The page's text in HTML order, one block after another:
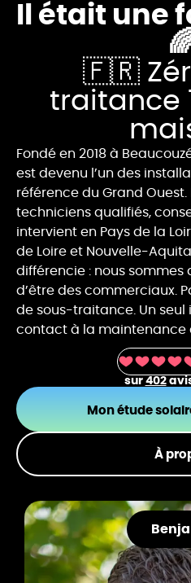
Il était une
🇫🇷
traitance
Fondé en 2018 à
est devenu l’un des
référence du Grand
techniciens qualifiés,
intervient en Pays de la
de Loire et Nouvelle-
différencie : nous
d’être des commerciaux.
de sous-traitance. Un
contact à la maintenance
sur 402
Mon étude
À